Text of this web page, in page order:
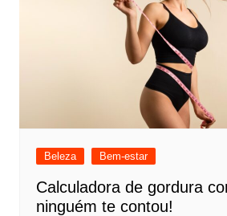
Beleza Bem-estar
Calculadora de gordura
ninguém te contou!